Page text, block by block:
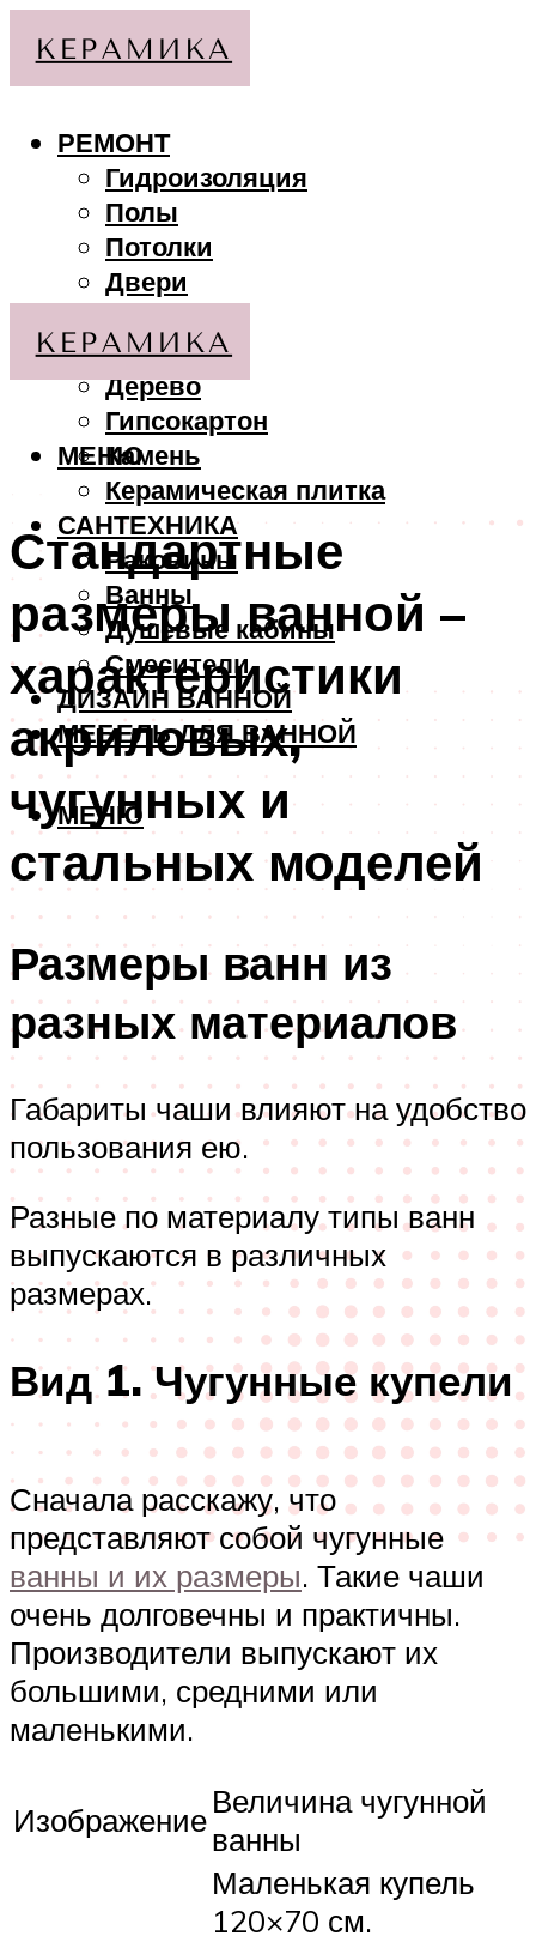
РЕМОНТ
Гидроизоляция
Полы
Потолки
Двери
МАТЕРИАЛЫ
Дерево
Гипсокартон
Камень
Керамическая плитка
САНТЕХНИКА
Раковины
Ванны
Душевые кабины
Смесители
ДИЗАЙН ВАННОЙ
МЕБЕЛЬ ДЛЯ ВАННОЙ
МЕНЮ
МЕНЮ
Стандартные
размеры ванной –
характеристики
акриловых,
чугунных и
стальных моделей
Размеры ванн из
разных материалов
Габариты чаши влияют на удобство
пользования ею.
Разные по материалу типы ванн
выпускаются в различных
размерах.
Вид 1. Чугунные купели
Сначала расскажу, что
представляют собой чугунные
ванны и их размеры. Такие чаши
очень долговечны и практичны.
Производители выпускают их
большими, средними или
маленькими.
ИзображениеВеличина чугунной
ванны
Маленькая купель
120×70 см.